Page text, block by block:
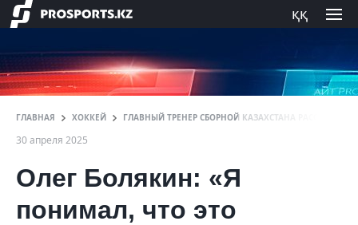
ққ
ГЛАВНАЯ ХОККЕЙ ГЛАВНЫЙ ТРЕНЕР СБОРНОЙ КАЗАХСТАНА РАССКАЗАЛ
30 апреля 2025
Олег Болякин: «Я
понимал, что это